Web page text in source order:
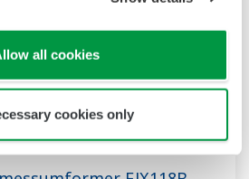
all cookies
cookies only